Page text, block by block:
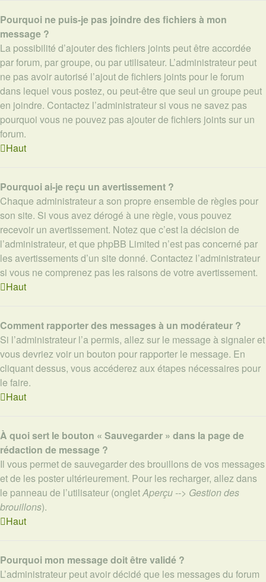
Pourquoi ne puis-je pas joindre des fichiers à mon
message ?
La possibilité d’ajouter des fichiers joints peut être accordée
par forum, par groupe, ou par utilisateur. L’administrateur peut
ne pas avoir autorisé l’ajout de fichiers joints pour le forum
dans lequel vous postez, ou peut-être que seul un groupe peut
en joindre. Contactez l’administrateur si vous ne savez pas
pourquoi vous ne pouvez pas ajouter de fichiers joints sur un
forum.
Haut
Pourquoi ai-je reçu un avertissement ?
Chaque administrateur a son propre ensemble de règles pour
son site. Si vous avez dérogé à une règle, vous pouvez
recevoir un avertissement. Notez que c’est la décision de
l’administrateur, et que phpBB Limited n’est pas concerné par
les avertissements d’un site donné. Contactez l’administrateur
si vous ne comprenez pas les raisons de votre avertissement.
Haut
Comment rapporter des messages à un modérateur ?
Si l’administrateur l’a permis, allez sur le message à signaler et
vous devriez voir un bouton pour rapporter le message. En
cliquant dessus, vous accéderez aux étapes nécessaires pour
le faire.
Haut
À quoi sert le bouton « Sauvegarder » dans la page de
rédaction de message ?
Il vous permet de sauvegarder des brouillons de vos messages
et de les poster ultérieurement. Pour les recharger, allez dans
le panneau de l’utilisateur (ongletAperçu --> Gestion des
brouillons).
Haut
Pourquoi mon message doit être validé ?
L’administrateur peut avoir décidé que les messages du forum